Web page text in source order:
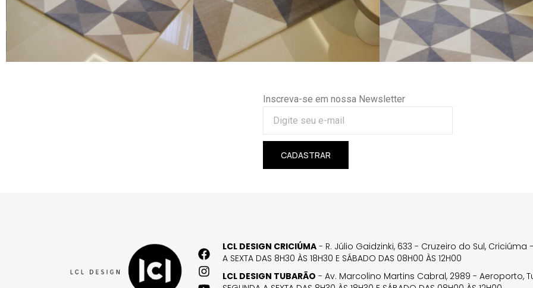
Inscreva-se em nossa Newsletter
CADASTRAR
LCL DESIGN CRICIÚMA - R. Júlio Gaidzinki, 633 - Cruzeiro do Sul, Criciúma
A SEXTA DAS 8H30 ÀS 18H30 E SÁBADO DAS 08H00 ÀS 12H00
LCL DESIGN TUBARÃO - Av. Marcolino Martins Cabral, 2989 - Aeroporto,